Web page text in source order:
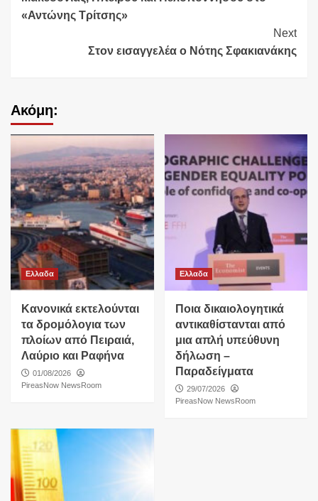
«Αντώνης Τρίτσης»
Next
Στον εισαγγελέα ο Νότης Σφακιανάκης
Ακόμη:
Ελλαδα
Κανονικά εκτελούνται
τα δρομόλογια των
πλοίων από Πειραιά,
Λαύριο και Ραφήνα
01/08/2026
PireasNow NewsRoom
Ελλαδα
Ποια δικαιολογητικά
αντικαθίστανται από
μια απλή υπεύθυνη
δήλωση –
Παραδείγματα
29/07/2026
PireasNow NewsRoom